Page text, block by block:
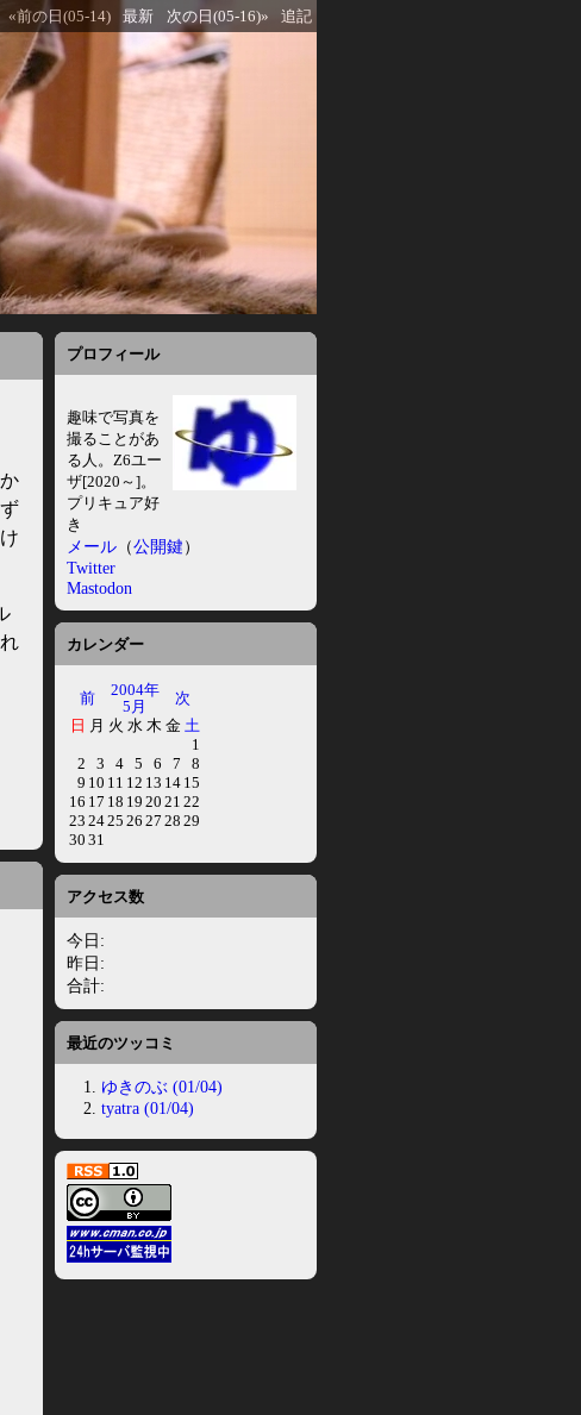
«前の日(05-14) 最新 次の日(05-16)» 追記
プロフィール
趣味で写真を
撮ることがあ
る人。Z6ユー
ザ[2020～]。
プリキュア好
き
メール （公開鍵）
Twitter
Mastodon
カレンダー
前
2004年
5月
次
日 月 火 水 木 金 土
1
2
3 4 5 6 7
8
9 10 11 12 13 14 15
16 17 18 19 20 21 22
23 2425 26 27 28 29
30 31
アクセス数
今日:
昨日:
合計:
最近のツッコミ
ゆきのぶ (01/04)
tyatra (01/04)